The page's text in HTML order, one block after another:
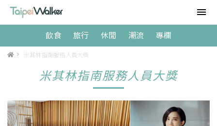
飲食 旅行 休閒 潮流 專欄
> 米其林指南服務人員大獎
米其林指南服務人員大獎